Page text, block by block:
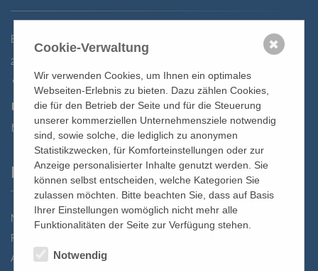
Bildungszentrum St. Bernhard der Erzdiözese Wien
2700 Wiener Neustadt, Domplatz 1
02622 29131-5040
st.bernhard@edw.or.at
Links
Newsletter
Förderverein
Anreise
Cookie-Verwaltung
Wir verwenden Cookies, um Ihnen ein optimales
Webseiten-Erlebnis zu bieten. Dazu zählen Cookies,
die für den Betrieb der Seite und für die Steuerung
unserer kommerziellen Unternehmensziele notwendig
sind, sowie solche, die lediglich zu anonymen
Statistikzwecken, für Komforteinstellungen oder zur
Anzeige personalisierter Inhalte genutzt werden. Sie
können selbst entscheiden, welche Kategorien Sie
zulassen möchten. Bitte beachten Sie, dass auf Basis
Ihrer Einstellungen womöglich nicht mehr alle
Funktionalitäten der Seite zur Verfügung stehen.
Notwendig
✖